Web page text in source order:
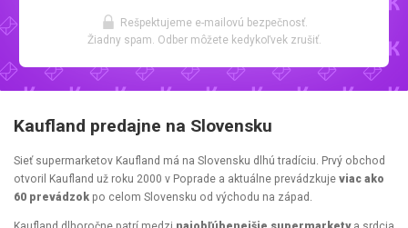
Rešpektujeme e-mailovú bezpečnosť.
Žiadny spam. Odber môžete kedykoľvek zrušiť.
Kaufland predajne na Slovensku
Sieť supermarketov Kaufland má na Slovensku dlhú tradíciu. Prvý obchod
otvoril Kaufland už roku 2000 v Poprade a aktuálne prevádzkuje viac ako
60 prevádzok po celom Slovensku od východu na západ.